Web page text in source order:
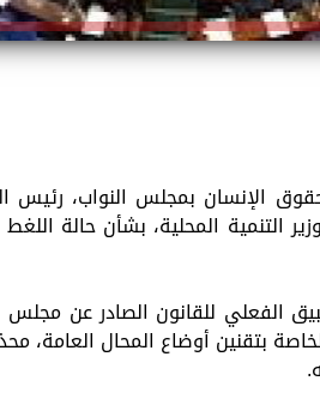
الإنسان بمجلس النواب، رئيس
التنمية المحلية، بشأن حالة
الفعلي للقانون الصادر عن
بتقنين أوضاع المحال العامة،